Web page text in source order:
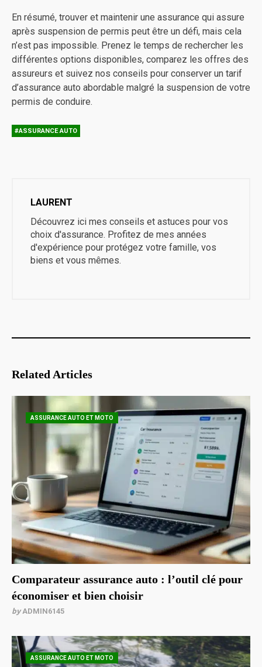
En résumé, trouver et maintenir une assurance qui assure
après suspension de permis peut être un défi, mais cela
n’est pas impossible. Prenez le temps de rechercher les
différentes options disponibles, comparez les offres des
assureurs et suivez nos conseils pour conserver un tarif
d’assurance auto abordable malgré la suspension de votre
permis de conduire.
#ASSURANCE AUTO
LAURENT
Découvrez ici mes conseils et astuces pour vos
choix d'assurance. Profitez de mes années
d'expérience pour protégez votre famille, vos
biens et vous mêmes.
Related Articles
ASSURANCE AUTO ET MOTO
Comparateur assurance auto : l’outil clé pour
économiser et bien choisir
byADMIN6145
ASSURANCE AUTO ET MOTO